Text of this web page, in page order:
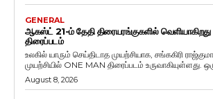
GENERAL
ஆகஸ்ட் 21-ம் தேதி திரையரங்குகளில் வெளியாகிறது
திரைப்படம்
உலகில் யாரும் செய்திடாத முயற்சியாக, சங்ககிரி
முயற்சியில் ONE MAN திரைப்படம் உருவாகியுள்ளது.
August 8, 2026